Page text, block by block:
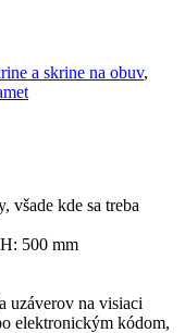
a skrine na obuv,
všade kde sa treba
500 mm
uzáverov na visiaci
elektronickým kódom,